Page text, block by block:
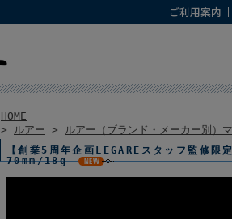
ご利用案内
HOME
> ルアー > ルアー（ブランド・メーカー別）
【創業5周年企画LEGAREスタッフ監修
70mm/18g